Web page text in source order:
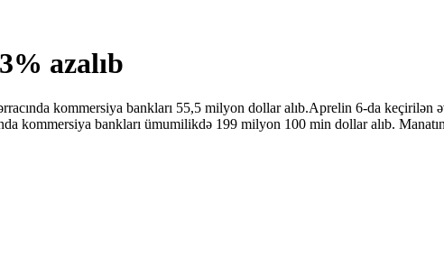
azalıb
kommersiya bankları 55,5 milyon dollar alıb.Aprelin 6-da
kommersiya bankları ümumilikdə 199 milyon 100 min dollar alıb.